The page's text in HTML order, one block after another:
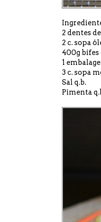
2 dentes
2 c. sopa
400g bifes
1
3 c. sopa
Sal q.b.
Pimenta